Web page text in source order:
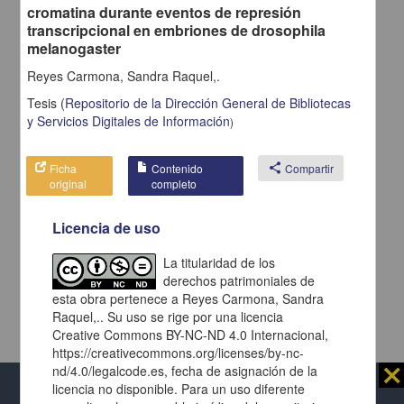
⨯
Debido a que el enlace posiblemente haya caducado, realizar
nuevamente la selección de facetas (ir a la pagina de inicio
cromatina durante eventos de represión
transcripcional en embriones de drosophila
melanogaster
Reyes Carmona, Sandra Raquel,.
Tesis (Repositorio de la Dirección General de Bibliotecas
y Servicios Digitales de Información)
Ficha
original
Contenido
completo
share Compartir
Licencia de uso
La titularidad de los
derechos patrimoniales de
esta obra pertenece a Reyes Carmona, Sandra
Raquel,.. Su uso se rige por una licencia
Creative Commons BY-NC-ND 4.0 Internacional,
https://creativecommons.org/licenses/by-nc-
nd/4.0/legalcode.es, fecha de asignación de la
licencia no disponible. Para un uso diferente